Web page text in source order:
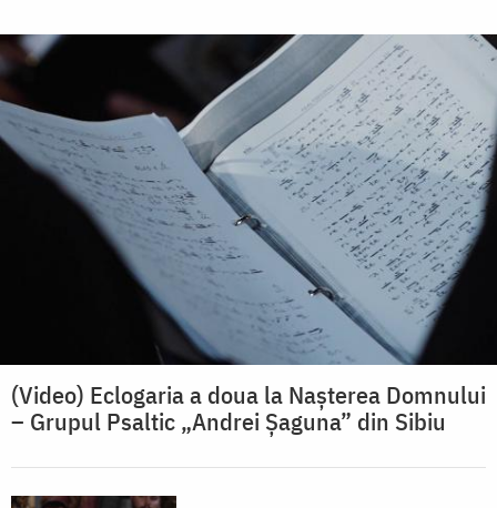
(Video) Eclogaria a doua la Nașterea Domnului
– Grupul Psaltic „Andrei Șaguna” din Sibiu